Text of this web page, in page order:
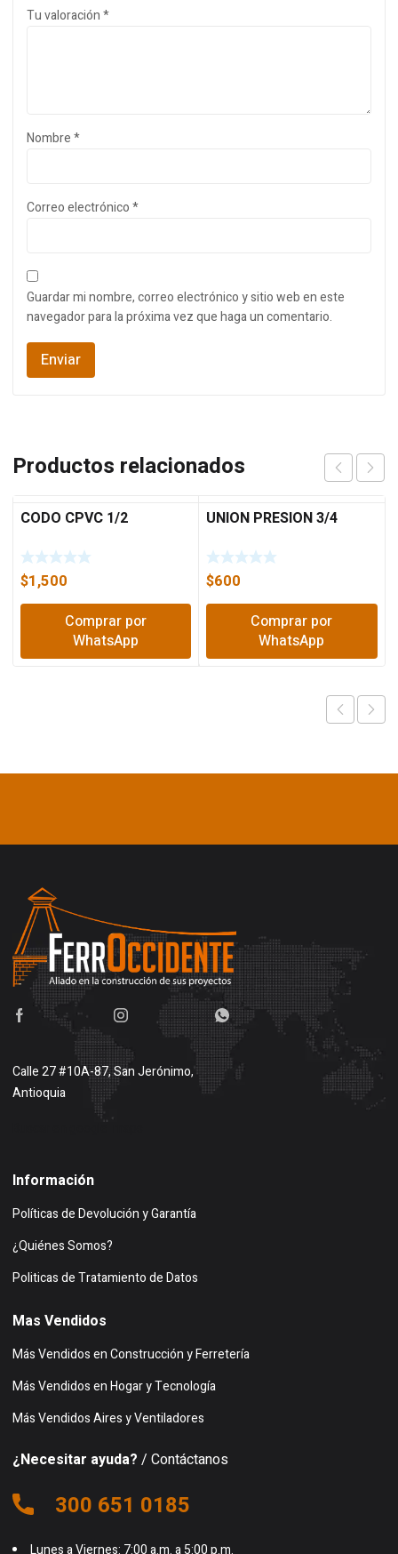
Tu valoración*
Nombre*
Correo electrónico*
Guardar mi nombre, correo electrónico y sitio web en este
navegador para la próxima vez que haga un comentario.
Productos relacionados
CODO CPVC 1/2
$1,500
Comprar por
WhatsApp
UNION PRESION 3/4
$600
Comprar por
WhatsApp
Calle 27 #10A-87, San Jerónimo,
Antioquia
Información
Políticas de Devolución y Garantía
¿Quiénes Somos?
Politicas de Tratamiento de Datos
Mas Vendidos
Más Vendidos en Construcción y Ferretería
Más Vendidos en Hogar y Tecnología
Más Vendidos Aires y Ventiladores
¿Necesitar ayuda? / Contáctanos
300 651 0185
Lunes a Viernes: 7:00 a.m. a 5:00 p.m.